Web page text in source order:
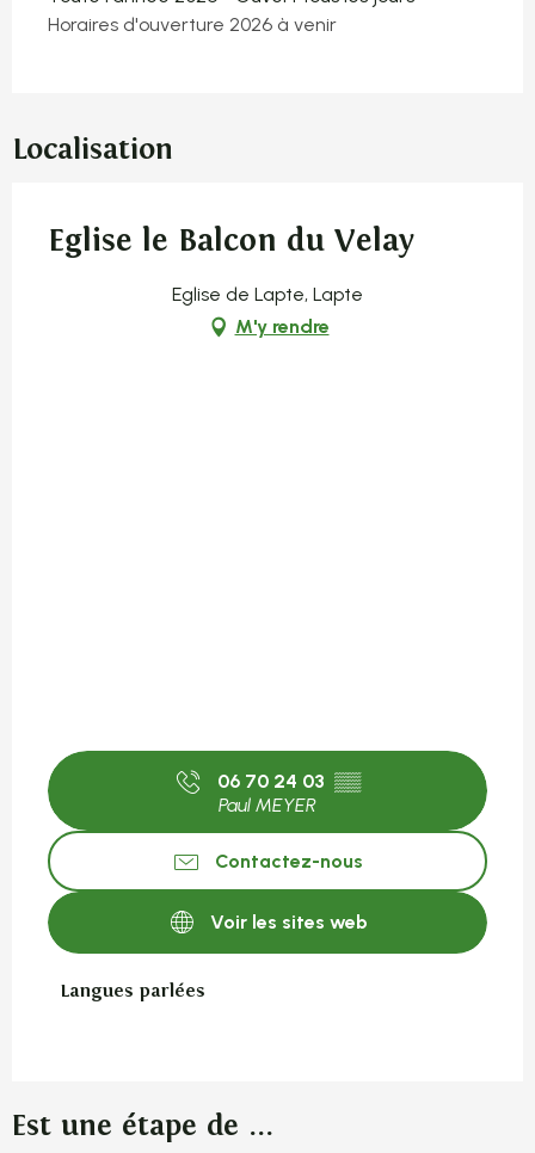
Horaires d'ouverture 2026 à venir
Localisation
Eglise le Balcon du Velay
Eglise de Lapte, Lapte
M'y rendre
06 70 24 03 ▒▒
Paul MEYER
Contactez-nous
Voir les sites web
Langues parlées
Langues parlées
Est une étape de ...